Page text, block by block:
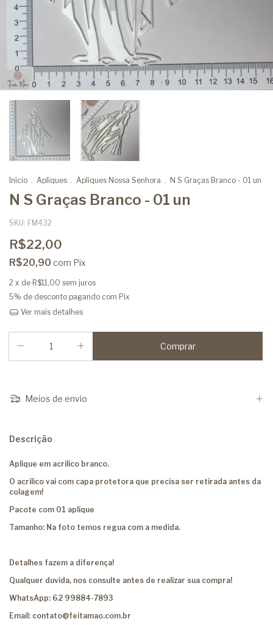
Início . Apliques . Apliques Nossa Senhora . N S Graças Branco - 01 un
N S Graças Branco - 01 un
SKU: FM432
R$22,00
R$20,90 com Pix
2 x de R$11,00 sem juros
5% de desconto pagando com Pix
Ver mais detalhes
Meios de envio
Descrição
Aplique em acrilico branco.
O acrilico vai com capa protetora que precisa ser retirada antes da
colagem!
Pacote com 01 aplique
Tamanho: Na foto temos regua com a medida.
Detalhes fazem a diferença!
Qualquer duvida, nos consulte antes de realizar sua compra!
WhatsApp: 62 99884-7893
Email: contato@feitamao.com.br